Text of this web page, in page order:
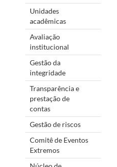
Unidades
acadêmicas
Avaliação
institucional
Gestão da
integridade
Transparência e
prestação de
contas
Gestão de riscos
Comitê de Eventos
Extremos